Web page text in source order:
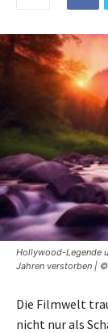
Hollywood-Legende
Jahren verstorben |
Die Filmwelt
nicht nur als